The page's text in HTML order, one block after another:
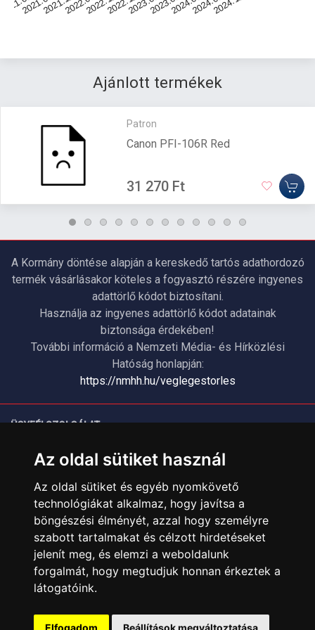
Az oldal sütiket használ
Az oldal sütiket és egyéb nyomkövető
technológiákat alkalmaz, hogy javítsa a
böngészési élményét, azzal hogy személyre
szabott tartalmakat és célzott hirdetéseket
jelenít meg, és elemzi a weboldalunk
forgalmát, hogy megtudjuk honnan érkeztek a
látogatóink.
Elfogadom Beállítások megváltoztatása
Ajánlott termékek
Patron
Canon PFI-106R Red
31 270 Ft
A Kormány döntése alapján a kereskedő tartós adathordozó
termék vásárlásakor köteles a fogyasztó részére ingyenes
adattörlő kódot biztosítani.
Használja az ingyenes adattörlő kódot adatainak
biztonsága érdekében!
További információ a Nemzeti Média- és Hírközlési
Hatóság honlapján:
https://nmhh.hu/veglegestorles
ÜGYFÉLSZOLGÁLAT
Garanciális Ügyintézés
Webszolgáltatás
Üzleteinkben az elektronikus fizetés mód kizárólag átutalással
érhető el, bankkártyás fizetésre nincs lehetőség.
INFORMÁCIÓK
Általános Szerződési Feltételek
Adatkezelési nyilatkozat